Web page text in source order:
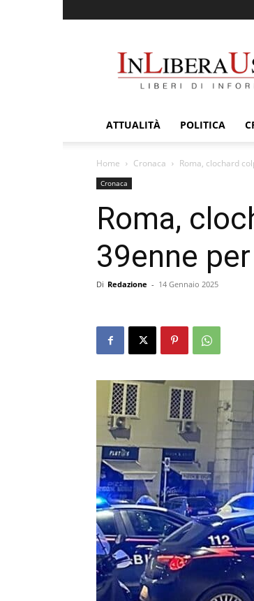
ATTUALITÀ POLITICA
Home Cronaca Roma, clochard
Cronaca
Roma,
39enne
Di Redazione - 14 Gennaio 2025